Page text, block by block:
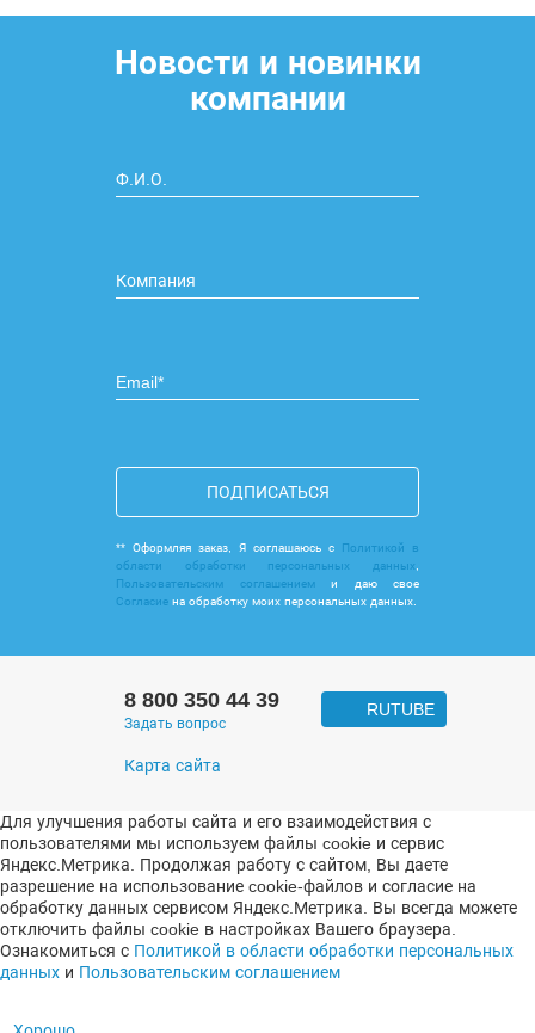
Новости и новинки
компании
ПОДПИСАТЬСЯ
** Оформляя заказ, Я соглашаюсь с Политикой в
области обработки персональных данных
Пользовательским соглашениеми даю свое
Согласие на обработку моих персональных данных.
8 800 350 44 39
Задать вопрос
RUTUBE
Карта сайта
Для улучшения работы сайта и его взаимодействия с
пользователями мы используем файлы cookie и сервис
Яндекс.Метрика. Продолжая работу с сайтом, Вы даете
разрешение на использование cookie-файлов и согласие на
обработку данных сервисом Яндекс.Метрика. Вы всегда можете
отключить файлы cookie в настройках Вашего браузера.
Ознакомиться с Политикой в области обработки персональных
данных и Пользовательским соглашением